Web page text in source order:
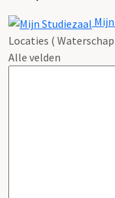
Locaties (
Alle velden